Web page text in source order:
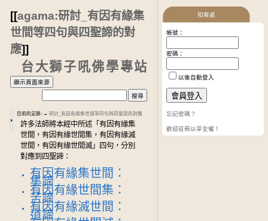
[[agama:研討_有因有緣集
世間等四句與四聖諦的對
應]]
台大獅子吼佛學專站
目前的足跡: → 研討_有因有緣集世間等四句與四聖諦的對應
許多法師將本經中所述「有因有緣集
世間，有因有緣世間集，有因有緣滅
世間，有因有緣世間滅」四句，分別
對應到四聖諦：
有因有緣集世間：
集諦
有因有緣世間集：
苦諦
有因有緣滅世間：
道諦
知客處
帳號：
密碼：
以後自動登入
忘記密碼？
歡迎註冊以享全權！